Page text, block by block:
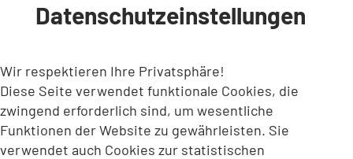
INHALT ANSPRINGEN
Datenschutzeinstellungen
Wir respektieren Ihre Privatsphäre!
Diese Seite verwendet funktionale Cookies, die
zwingend erforderlich sind, um wesentliche
Funktionen der Website zu gewährleisten. Sie
verwendet auch Cookies zur statistischen